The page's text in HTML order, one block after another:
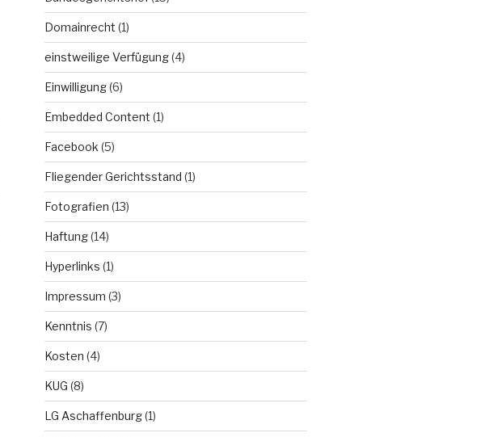
Domainrecht (1)
einstweilige Verfügung(4)
Einwilligung(6)
Embedded Content (1)
Facebook (5)
Fliegender Gerichtsstand (1)
Fotografien (13)
Haftung(14)
Hyperlinks (1)
Impressum (3)
Kenntnis (7)
Kosten (4)
KUG (8)
LG Aschaffenburg(1)